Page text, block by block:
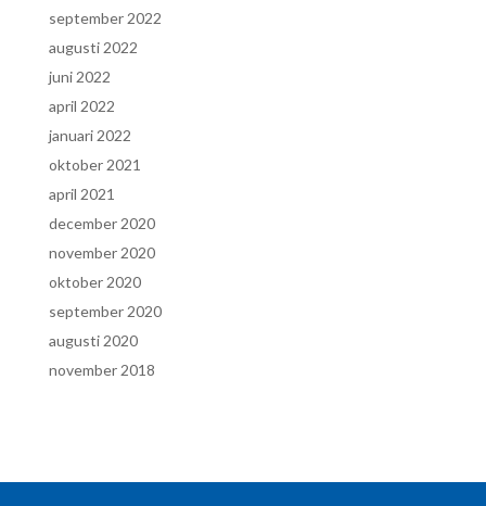
september 2022
augusti 2022
juni 2022
april 2022
januari 2022
oktober 2021
april 2021
december 2020
november 2020
oktober 2020
september 2020
augusti 2020
november 2018